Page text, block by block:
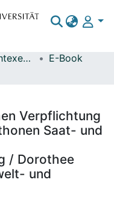
Elektronische Pflichtexemplare
E-Book
Verpflichtung
Saat- und
/ Dorothee
und